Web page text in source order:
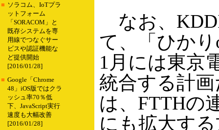
■ ソラコム、IoTプラ
ットフォーム
「SORACOM」と
既存システムを専
用線でつなぐサー
ビスや認証機能な
ど提供開始
[2016/01/28]
■ Google「Chrome
48」iOS版ではクラ
ッシュ率70％低
下、JavaScript実行
速度も大幅改善
[2016/01/28]
なお、
て、「ひか
1月には東京
統合する計
は、FTTHの
にも拡大す